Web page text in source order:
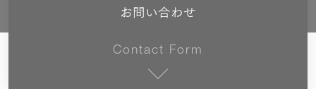
お問い合わせ
Contact Form